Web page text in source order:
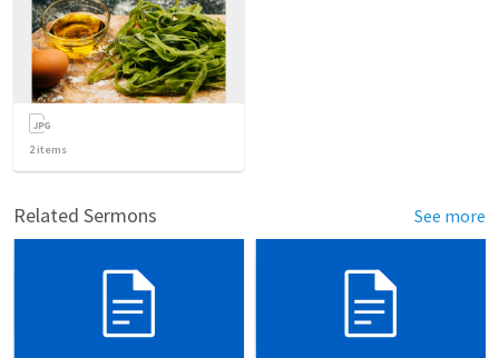
2items
Related Sermons See more